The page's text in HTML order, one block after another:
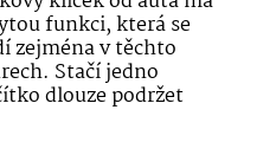
funkci, která se
zejména v těchto
Stačí jedno
dlouze podržet